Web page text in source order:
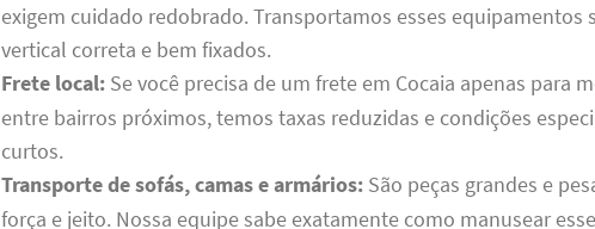
exigem cuidado redobrado. Transportamos esses equipamentos
vertical correta e bem fixados.
Frete local:Se você precisa de um frete em Cocaia apenas para
entre bairros próximos, temos taxas reduzidas e condições
curtos.
Transporte de sofás, camas e armários:São peças grandes e
força e jeito. Nossa equipe sabe exatamente como manusear